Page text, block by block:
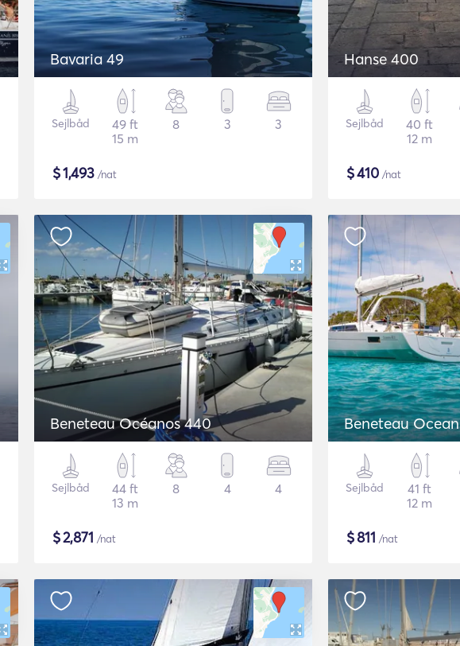
Bavaria 49
Sejlbåd
49 ft
15 m
8 3 3
$1,493 /nat
Hanse 400
Sejlbåd
40 ft
12 m
$410 /nat
Beneteau Océanos 440
Sejlbåd
44 ft
13 m
8 4 4
$2,871 /nat
Beneteau
Sejlbåd
41 ft
12 m
$811 /nat